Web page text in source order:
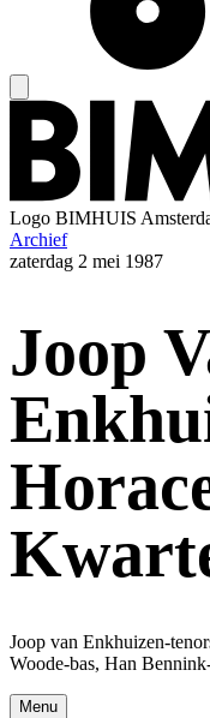
Logo BIMHUIS
Archief
zaterdag 2 mei 1987
Joop
Joop van Enkhuizen-
Woode-bas, Han
Menu